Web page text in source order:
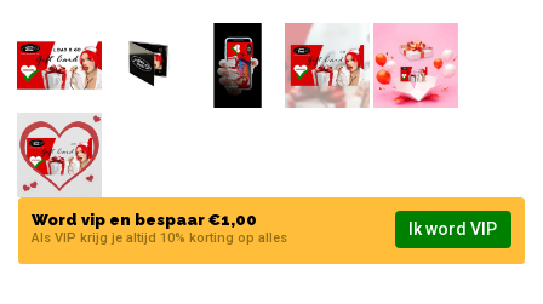
Word vip en bespaar €1,00
Als VIP krijg je altijd 10% korting op alles Ik word VIP